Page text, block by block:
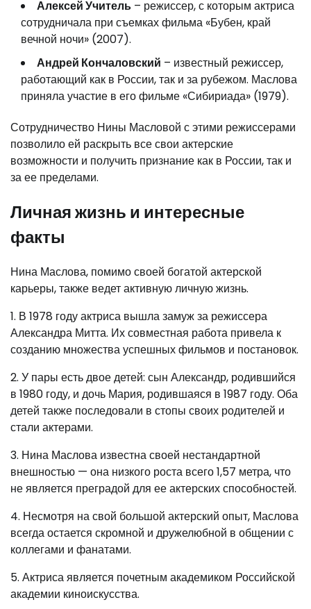
Алексей Учитель – режиссер, с которым актриса
сотрудничала при съемках фильма «Бубен, край
вечной ночи» (2007).
Андрей Кончаловский – известный режиссер,
работающий как в России, так и за рубежом. Маслова
приняла участие в его фильме «Сибириада» (1979).
Сотрудничество Нины Масловой с этими режиссерами
позволило ей раскрыть все свои актерские
возможности и получить признание как в России, так и
за ее пределами.
Личная жизнь и интересные
факты
Нина Маслова, помимо своей богатой актерской
карьеры, также ведет активную личную жизнь.
1. В 1978 году актриса вышла замуж за режиссера
Александра Митта. Их совместная работа привела к
созданию множества успешных фильмов и постановок.
2. У пары есть двое детей: сын Александр, родившийся
в 1980 году, и дочь Мария, родившаяся в 1987 году. Оба
детей также последовали в стопы своих родителей и
стали актерами.
3. Нина Маслова известна своей нестандартной
внешностью — она низкого роста всего 1,57 метра, что
не является преградой для ее актерских способностей.
4. Несмотря на свой большой актерский опыт, Маслова
всегда остается скромной и дружелюбной в общении с
коллегами и фанатами.
5. Актриса является почетным академиком Российской
академии киноискусства.